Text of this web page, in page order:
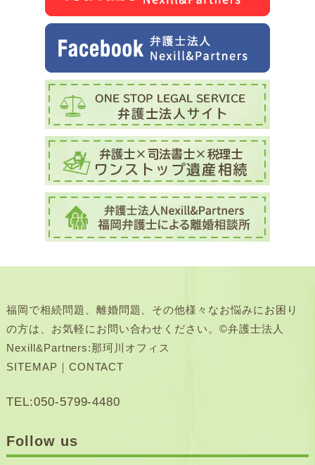
福岡で相続問題、離婚問題、その他様々なお悩みにお困り
の方は、お気軽にお問い合わせください。©弁護士法人
Nexill&Partners:那珂川オフィス
SITEMAP ｜ CONTACT
TEL:050-5799-4480
Follow us